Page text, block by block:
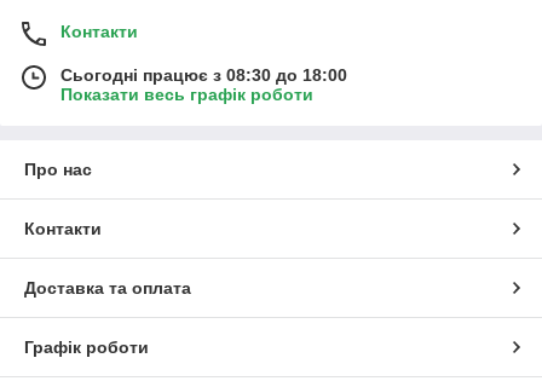
Контакти
Сьогодні працює з 08:30 до 18:00
Показати весь графік роботи
Про нас
Контакти
Доставка та оплата
Графік роботи